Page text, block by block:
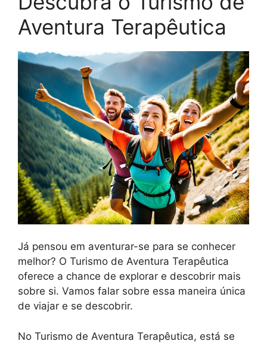
Aventura Terapêutica
Já pensou em aventurar-se para se conhecer
melhor? O Turismo de Aventura Terapêutica
oferece a chance de explorar e descobrir mais
sobre si. Vamos falar sobre essa maneira única
de viajar e se descobrir.
No Turismo de Aventura Terapêutica, está se